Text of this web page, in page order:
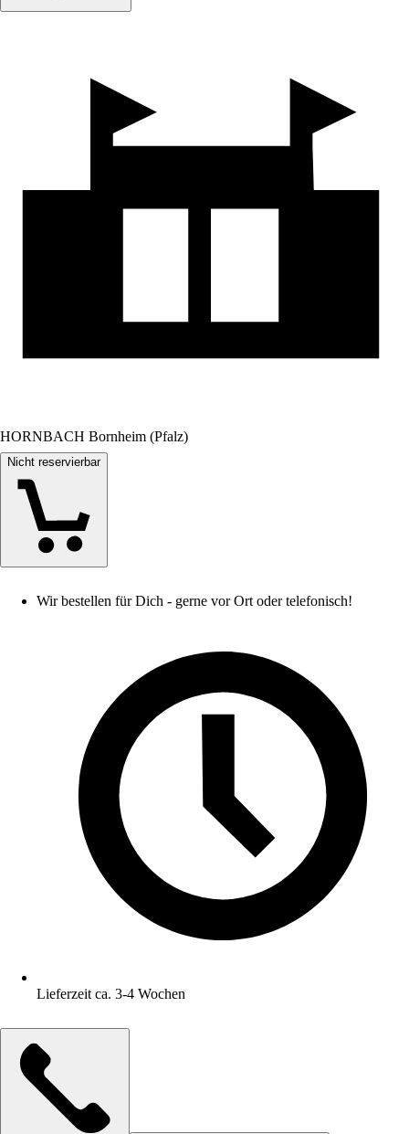
HORNBACH Bornheim (Pfalz)
Nicht reservierbar
Wir bestellen für Dich - gerne vor Ort oder telefonisch!
Lieferzeit ca. 3-4 Wochen